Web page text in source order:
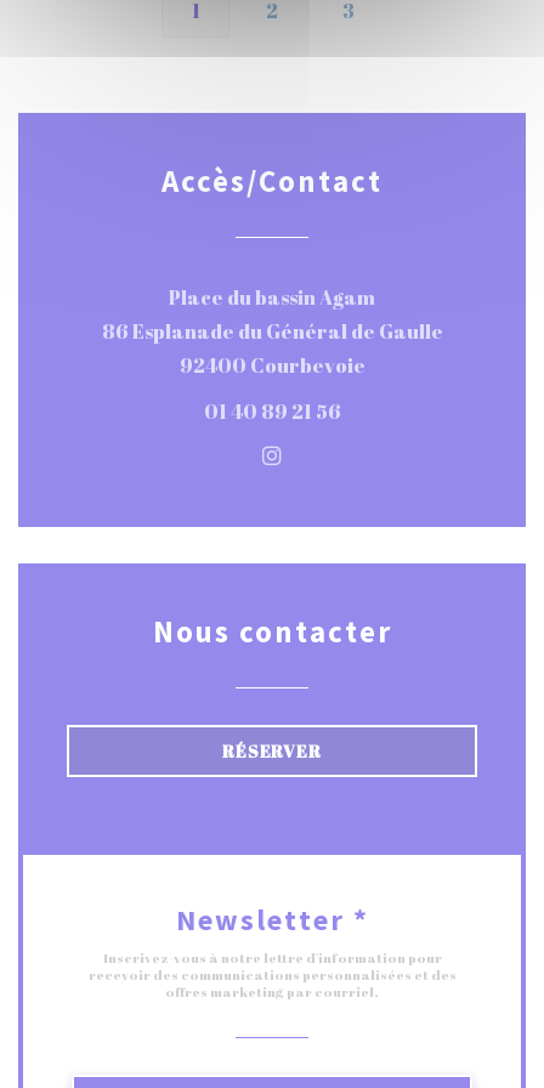
1 2 3
Accès/Contact
Place du bassin Agam
86 Esplanade du Général de Gaulle
92400 Courbevoie((ouvre une
01 40 89 21 56
Instagram ((ouvre une
Nous contacter
RÉSERVER
Newsletter *
Inscrivez-vous à notre lettre d'information pour
recevoir des communications personnalisées et des
offres marketing par courriel.